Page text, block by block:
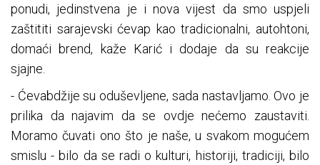
ponudi, jedinstvena je i nova vijest da smo uspjeli
zaštititi sarajevski ćevap kao tradicionalni, autohtoni,
domaći brend, kaže Karić i dodaje da su reakcije
sjajne.
- Ćevabdžije su oduševljene, sada nastavljamo. Ovo je
prilika da najavim da se ovdje nećemo zaustaviti.
Moramo čuvati ono što je naše, u svakom mogućem
smislu - bilo da se radi o kulturi, historiji, tradiciji, bilo